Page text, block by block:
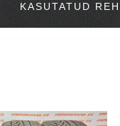
KASUTATUD